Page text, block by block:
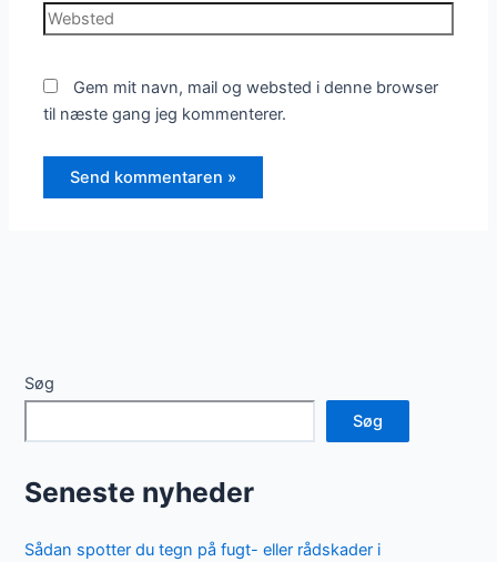
Websted
Gem mit navn, mail og websted i denne browser
til næste gang jeg kommenterer.
Søg
Søg
Seneste nyheder
Sådan spotter du tegn på fugt- eller rådskader i